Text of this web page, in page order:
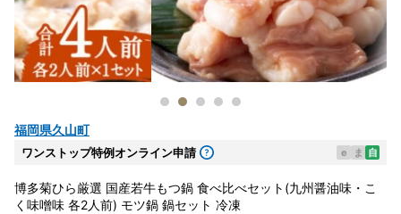
福岡県久山町
ワンストップ特例オンライン申請 e ま 自
博多菊ひら厳選 国産若牛もつ鍋 食べ比べセット(九州醤油味・こ
く味噌味 各2人前) モツ鍋 鍋セット 冷凍